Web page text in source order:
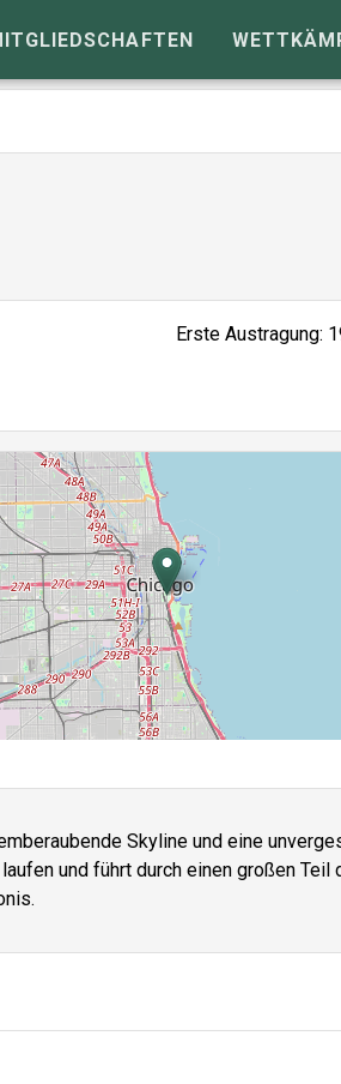
Erste Austragung:
Skyline und eine
und führt durch einen großen